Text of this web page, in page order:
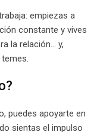
empiezas a
constante y vives
la relación… y,
puedes apoyarte en
sientas el impulso